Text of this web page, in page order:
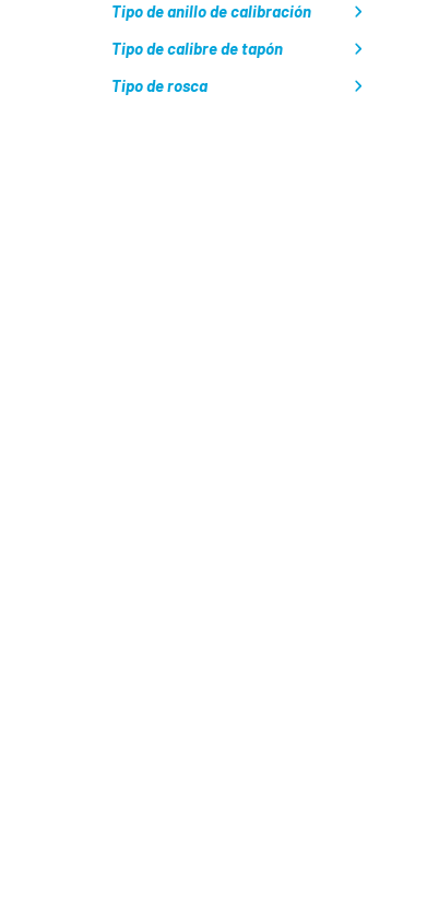
Tipo de anillo de calibración
Tipo de calibre de tapón
Tipo de rosca